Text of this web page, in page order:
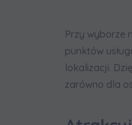
Przy wyborze
punktów
lokalizacji.
zarówno dla